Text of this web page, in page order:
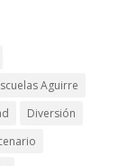
Aguirre
Diversión